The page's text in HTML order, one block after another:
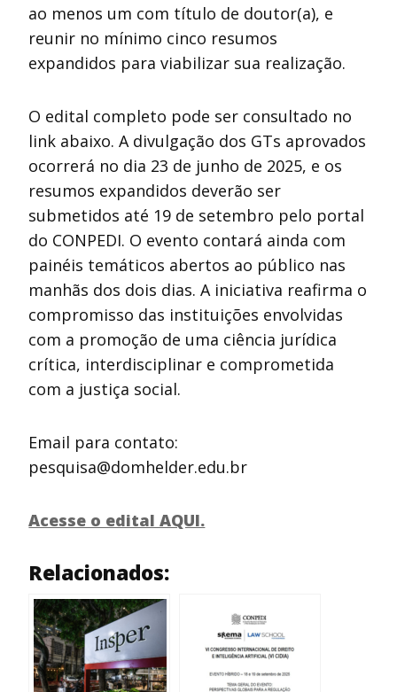
ao menos um com título de doutor(a), e
reunir no mínimo cinco resumos
expandidos para viabilizar sua realização.
O edital completo pode ser consultado no
link abaixo. A divulgação dos GTs aprovados
ocorrerá no dia 23 de junho de 2025, e os
resumos expandidos deverão ser
submetidos até 19 de setembro pelo portal
do CONPEDI. O evento contará ainda com
painéis temáticos abertos ao público nas
manhãs dos dois dias. A iniciativa reafirma o
compromisso das instituições envolvidas
com a promoção de uma ciência jurídica
crítica, interdisciplinar e comprometida
com a justiça social.
Email para contato:
pesquisa@domhelder.edu.br
Acesse o edital AQUI.
Relacionados: